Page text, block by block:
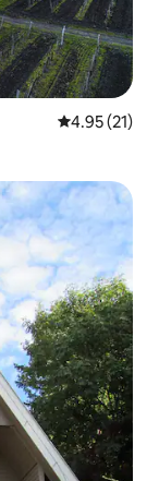
Ukadiriaji wa
4.95 (21)